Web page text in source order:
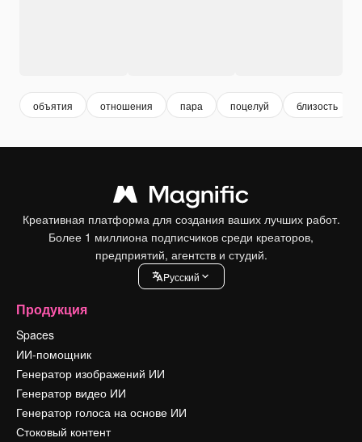
объятия отношения пара поцелуй близость
Креативная платформа для создания ваших лучших работ.
Более 1 миллиона подписчиков среди креаторов,
предприятий, агентств и студий.
Pусский
Продукция
Spaces
ИИ-помощник
Генератор изображений ИИ
Генератор видео ИИ
Генератор голоса на основе ИИ
Стоковый контент